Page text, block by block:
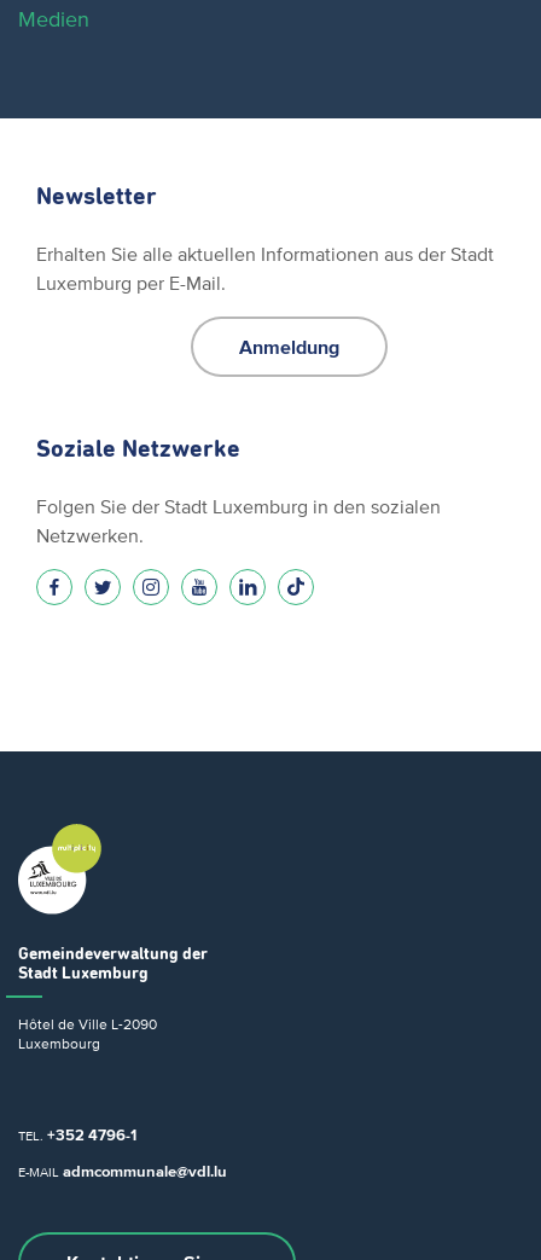
Medien
Newsletter
Erhalten Sie alle aktuellen Informationen aus der Stadt
Luxemburg per E-Mail.
Anmeldung
Soziale Netzwerke
Folgen Sie der Stadt Luxemburg in den sozialen
Netzwerken.
Gemeindeverwaltung der
Stadt Luxemburg
Hôtel de Ville L-2090
Luxembourg
TEL. +352 4796-1
E-MAIL admcommunale@vdl.lu